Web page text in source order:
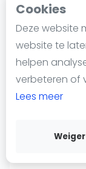
Cookies
Deze website
website te
helpen
verbeteren of
Lees meer
Over ons
Contact
Adverteren
Insights
Join
Land
Lengte